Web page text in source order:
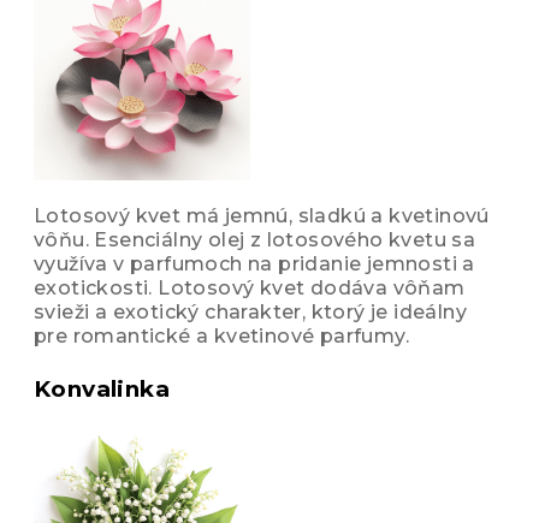
Lotosový kvet má jemnú, sladkú a kvetinovú
vôňu. Esenciálny olej z lotosového kvetu sa
využíva v parfumoch na pridanie jemnosti a
exotickosti. Lotosový kvet dodáva vôňam
svieži a exotický charakter, ktorý je ideálny
pre romantické a kvetinové parfumy.
Konvalinka